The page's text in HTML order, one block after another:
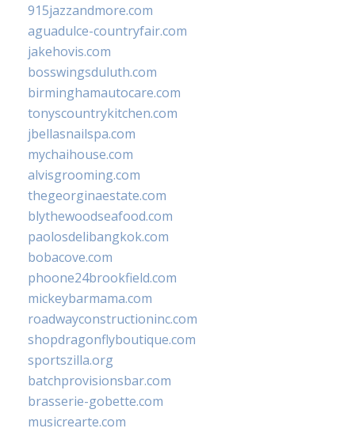
915jazzandmore.com
aguadulce-countryfair.com
jakehovis.com
bosswingsduluth.com
birminghamautocare.com
tonyscountrykitchen.com
jbellasnailspa.com
mychaihouse.com
alvisgrooming.com
thegeorginaestate.com
blythewoodseafood.com
paolosdelibangkok.com
bobacove.com
phoone24brookfield.com
mickeybarmama.com
roadwayconstructioninc.com
shopdragonflyboutique.com
sportszilla.org
batchprovisionsbar.com
brasserie-gobette.com
musicrearte.com